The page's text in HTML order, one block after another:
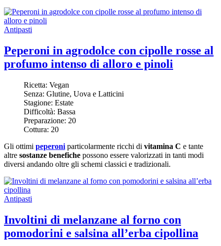
Antipasti
Peperoni in agrodolce con cipolle rosse al
profumo intenso di alloro e pinoli
Ricetta: Vegan
Senza: Glutine, Uova e Latticini
Stagione: Estate
Difficoltà: Bassa
Preparazione: 20
Cottura: 20
Gli ottimi peperoni particolarmente ricchi di vitamina C e tante
altre sostanze benefiche possono essere valorizzati in tanti modi
diversi andando oltre gli schemi classici e tradizionali.
Antipasti
Involtini di melanzane al forno con
pomodorini e salsina all’erba cipollina